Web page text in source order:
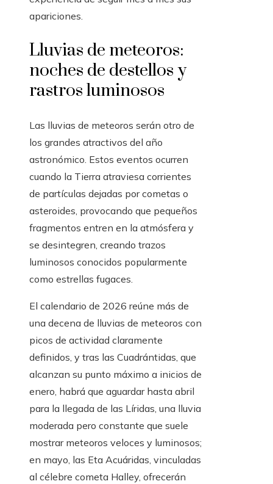
apariciones.
Lluvias de meteoros:
noches de destellos y
rastros luminosos
Las lluvias de meteoros serán otro de
los grandes atractivos del año
astronómico. Estos eventos ocurren
cuando la Tierra atraviesa corrientes
de partículas dejadas por cometas o
asteroides, provocando que pequeños
fragmentos entren en la atmósfera y
se desintegren, creando trazos
luminosos conocidos popularmente
como estrellas fugaces.
El calendario de 2026 reúne más de
una decena de lluvias de meteoros con
picos de actividad claramente
definidos, y tras las Cuadrántidas, que
alcanzan su punto máximo a inicios de
enero, habrá que aguardar hasta abril
para la llegada de las Líridas, una lluvia
moderada pero constante que suele
mostrar meteoros veloces y luminosos;
en mayo, las Eta Acuáridas, vinculadas
al célebre cometa Halley, ofrecerán